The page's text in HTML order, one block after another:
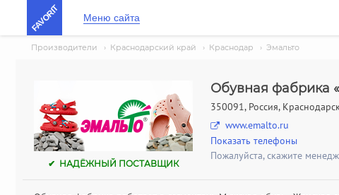
FAVORIT Меню сайта
Производители › Краснодарский край › Краснодар › Эмальто
✔ НАДЁЖНЫЙ ПОСТАВЩИК
Обувная фабрика
350091, Россия,
www.emalto.ru
Показать телефоны
Пожалуйста, скажите